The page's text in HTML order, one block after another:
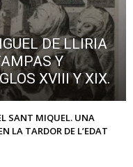
DE LLIRIA
Y
XVIII Y XIX.
SANT MIQUEL. UNA
LA TARDOR DE L’EDAT